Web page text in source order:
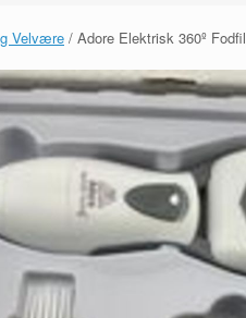
Velvære / Adore Elektrisk 360º Fodfil